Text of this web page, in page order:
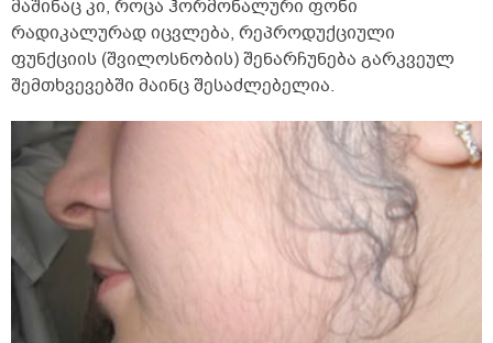
მაშინაც კი, როცა ჰორმონალური ფონი
რადიკალურად იცვლება, რეპროდუქციული
ფუნქციის (შვილოსნობის) შენარჩუნება გარკვეულ
შემთხვევებში მაინც შესაძლებელია.